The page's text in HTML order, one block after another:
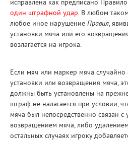
исправлена как предписано
один штрафной удар. В любом таком
любое иное нарушение Правил,
установки мяча или его
возлагается на игрока.
Если мяч или маркер мяча случайно
установки или возвращения мяча,
должны быть установлены на
штраф не налагается при условии,
мяча был непосредственно связан с
возвращением мяча, либо
остальных случаях игроку